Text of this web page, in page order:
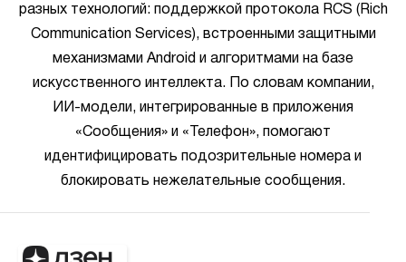
разных технологий: поддержкой протокола RCS (Rich
Communication Services), встроенными защитными
механизмами Android и алгоритмами на базе
искусственного интеллекта. По словам компании,
ИИ-модели, интегрированные в приложения
«Сообщения» и «Телефон», помогают
идентифицировать подозрительные номера и
блокировать нежелательные сообщения.